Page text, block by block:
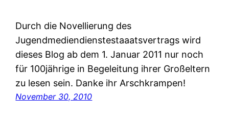
Durch die Novellierung des
Jugendmediendienstestaaatsvertrags wird
dieses Blog ab dem 1. Januar 2011 nur noch
für 100jährige in Begeleitung ihrer Großeltern
zu lesen sein. Danke ihr Arschkrampen!
November 30, 2010